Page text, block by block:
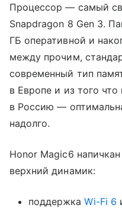
Процессор — самый
Snapdragon 8 Gen 3.
ГБ оперативной и
между прочим,
современный тип
в Европе и из того
в Россию —
надолго.
Honor Magic6
верхний динамик:
поддержкаWi-Fi 6